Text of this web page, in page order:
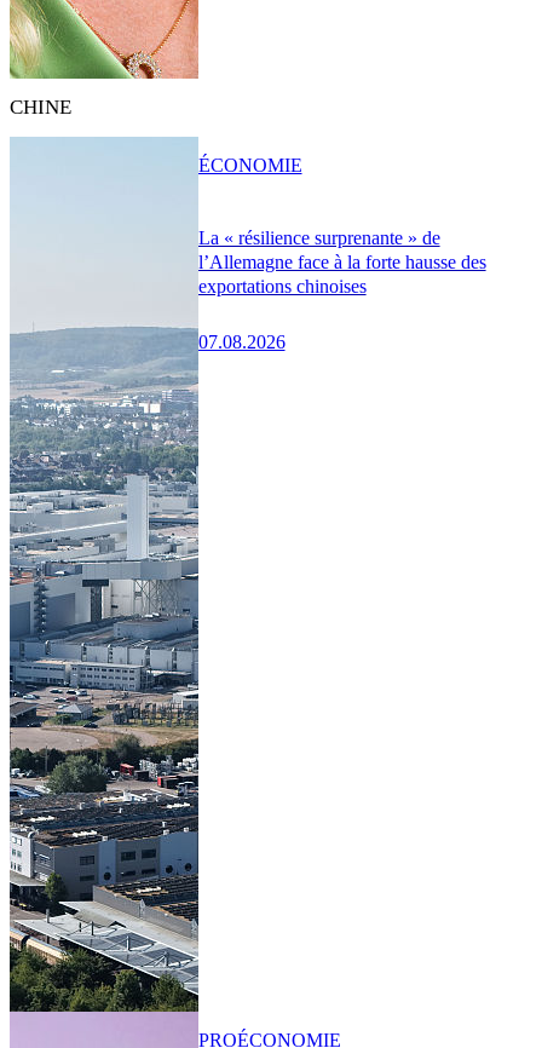
CHINE
La « résilience surprenante » de
l’Allemagne face à la forte hausse des
exportations chinoises
07.08.2026
ÉCONOMIE
PROÉCONOMIE